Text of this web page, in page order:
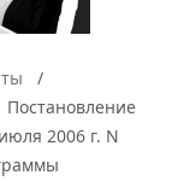
Постановление
2006 г. N